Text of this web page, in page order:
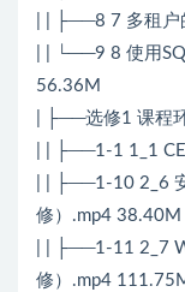
| | ├──8 7 多租
| | └──9 8 使用
56.36M
| ├──选修1 课程
| | ├──1-1 1_1
| | ├──1-10 2_6
修）.mp4 38.40M
| | ├──1-11 2_7
修）.mp4